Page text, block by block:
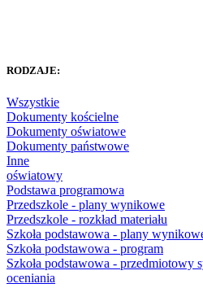
RODZAJE:
Wszystkie
Dokumenty kościelne
Dokumenty oświatowe
Dokumenty państwowe
Inne
oświatowy
Podstawa programowa
Przedszkole - plany wynikowe
Przedszkole - rozkład materiału
Szkoła podstawowa - plany
Szkoła podstawowa - program
Szkoła podstawowa - przedmiotowy
oceniania